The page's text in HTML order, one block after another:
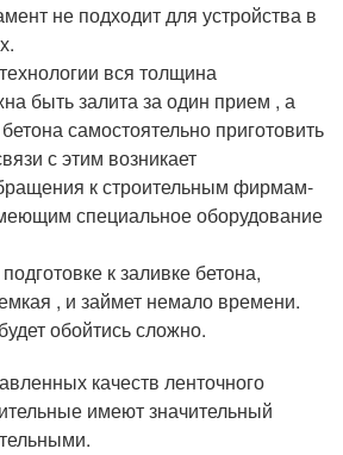
не подходит для устройства в
вся толщина
быть залита за один прием , а
самостоятельно приготовить
с этим возникает
к строительным фирмам-
специальное оборудование
к заливке бетона,
, и займет немало времени.
обойтись сложно.
качеств ленточного
имеют значительный